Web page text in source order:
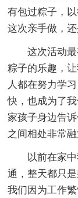
有包过粽子，
这次亲手做，
这次活动
粽子的乐趣，
人都在努力学
快，也成为了
家孩子身边告
之间相处非常融
以前在家
通，整天都只
我们因为工作